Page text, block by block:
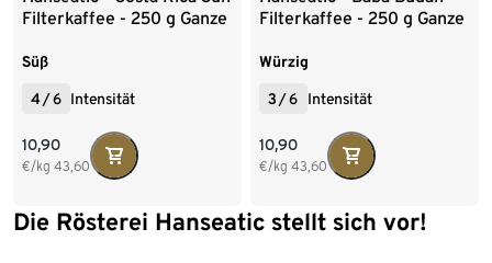
Filterkaffee - 250 g Ganze
Süß
4/6 Intensität
10,90
€/kg 43,60
Filterkaffee - 250 g Ganze
Würzig
3 /6 Intensität
10,90
€/kg 43,60
Die Rösterei Hanseatic stellt sich vor!